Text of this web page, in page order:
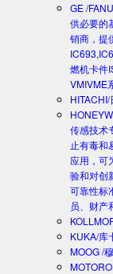
GE /
供必要的
销商，提
燃机卡件
VMIVME
传感技术
止有毒和
应用，可
验和对创
可靠性标
员、财产
KUKA/库
MOOG /